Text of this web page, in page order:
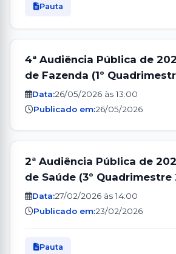
Pauta
4ª Audiência Pública de
de Fazenda (1º
Data:26/05/2026 às 13:00
Publicado em:26/05/2026
2ª Audiência Pública de
de Saúde (3º Quadrimestre
Data:27/02/2026 às 14:00
Publicado em:23/02/2026
Pauta